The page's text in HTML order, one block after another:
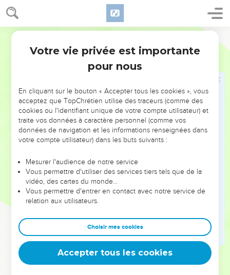
1 Thessaloniciens Introduction
membres de la colonie juive. Il nous dit comment la colère
des *Juifs l’amena à s’enfuir précipitamment.
Arrivé à Corinthe (vers 51 ou 52), Paul reçoit de Timothée de
bonnes nouvelles de cette Eglise : les chrétiens ont tenu
ferme dans la persécution et c’est pour Paul l’occasion
Le plaidoyer de l’apôtre au chapitre 2.1-12 pour défendre
son ministère laisse entendre qu’il a été l’objet de
calomnies. Mais il reprend aussitôt son action de grâces
(2.13 à 3.13). Après une exhortation à vivre dans la sainteté
résurrection des morts et le retour du Seigneur (4.13 à 5.11).
Pour le reste, leur dit-il, « vous n’avez pas besoin qu’on vous
en écrive... » (4.9 ; 5.1).
Cette lettre, à bien des égards extrêmement
encourageante, mérite que l’Eglise d’aujourd’hui y puise
joie et consolation.
Votre vie privée est importante
pour nous
En cliquant sur le bouton « Accepter tous les cookies », vous
acceptez que TopChrétien utilise des traceurs (comme des
cookies ou l'identifiant unique de votre compte utilisateur) et
traite vos données à caractère personnel (comme vos
données de navigation et les informations renseignées dans
votre compte utilisateur) dans les buts suivants :
Mesurer l'audience de notre service
Vous permettre d'utiliser des services tiers tels que de la
vidéo, des cartes du monde…
Vous permettre d'entrer en contact avec notre service de
relation aux utilisateurs.
Choisir mes cookies
Accepter tous les cookies